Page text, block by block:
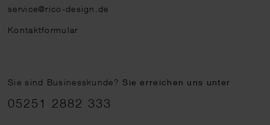
service@rico-design.de
Kontaktformular
Sie sind Businesskunde?Sie erreichen uns unter
05251 2882 333